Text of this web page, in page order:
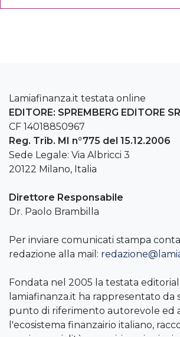
Lamiafinanza.it testata online
EDITORE: SPREMBERG EDITORE
CF 14018850967
Reg. Trib. MI n°775 del 15.12.2006
Sede Legale: Via Albricci 3
20122 Milano, Italia
Direttore Responsabile
Dr. Paolo Brambilla
Per inviare comunicati stampa
redazione alla mail:
Fondata nel 2005 la testata
lamiafinanza.it ha rappresentato da
punto di riferimento autorevole ed
l'ecosistema finanzairio italiano,